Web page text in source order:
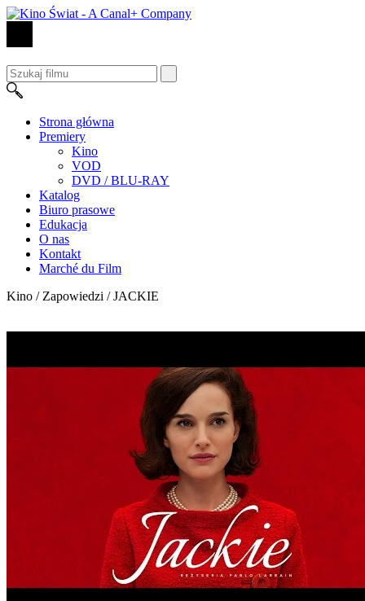
Strona główna
Premiery
Kino
VOD
DVD / BLU-RAY
Katalog
Biuro prasowe
Edukacja
O nas
Kontakt
Marché du Film
Kino / Zapowiedzi /JACKIE